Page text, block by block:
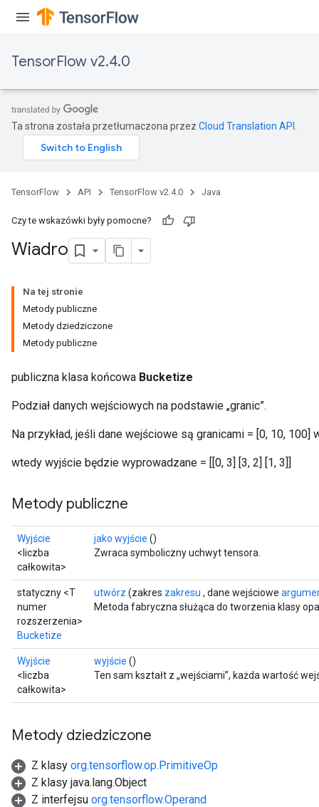
TensorFlow v2.4.0
Ta strona została przetłumaczona przez Cloud Translation API
TensorFlow API TensorFlow v2.4.0 Java
Czy te wskazówki były pomocne?
Wiadro
Na tej stronie
Metody publiczne
Metody dziedziczone
Metody publiczne
publiczna klasa końcowa Bucketize
Podział danych wejściowych na podstawie „granic”.
Na przykład, jeśli dane wejściowe są granicami = [0, 10, 100]
wtedy wyjście będzie wyprowadzane = [[0, 3] [3, 2] [1, 3]]
Metody publiczne
Wyjście
<liczba
całkowita>
jako wyjście ()
Zwraca symboliczny uchwyt tensora.
statyczny <T
numer
rozszerzenia>
Bucketize
utwórz (zakres zakresu , dane wejściowe
Metoda fabryczna służąca do tworzenia klasy
Wyjście
<liczba
całkowita>
wyjście ()
Ten sam kształt z „wejściami”, każda wartość
Metody dziedziczone
Z klasy org.tensorflow.op.PrimitiveOp
Z klasy java.lang.Object
Z interfejsu org.tensorflow.Operand